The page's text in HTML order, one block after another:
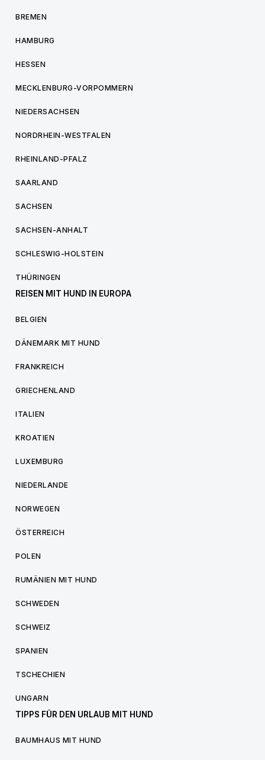
BREMEN
HAMBURG
HESSEN
MECKLENBURG-VORPOMMERN
NIEDERSACHSEN
NORDRHEIN-WESTFALEN
RHEINLAND-PFALZ
SAARLAND
SACHSEN
SACHSEN-ANHALT
SCHLESWIG-HOLSTEIN
THÜRINGEN
REISEN MIT HUND IN EUROPA
BELGIEN
DÄNEMARK MIT HUND
FRANKREICH
GRIECHENLAND
ITALIEN
KROATIEN
LUXEMBURG
NIEDERLANDE
NORWEGEN
ÖSTERREICH
POLEN
RUMÄNIEN MIT HUND
SCHWEDEN
SCHWEIZ
SPANIEN
TSCHECHIEN
UNGARN
TIPPS FÜR DEN URLAUB MIT HUND
BAUMHAUS MIT HUND